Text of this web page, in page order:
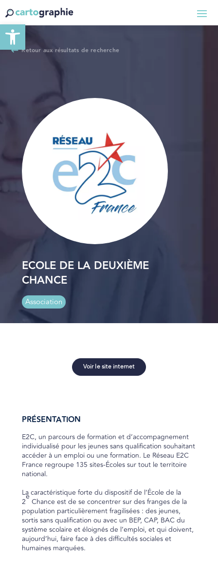
Ouvrir la barre d’outils
Retour aux résultats de recherche
ECOLE DE LA DEUXIÈME
CHANCE
Association
Voir le site internet
PRÉSENTATION
E2C, un parcours de formation et d’accompagnement
individualisé pour les jeunes sans qualification souhaitant
accéder à un emploi ou une formation. Le Réseau E2C
France regroupe 135 sites-Écoles sur tout le territoire
national.
La caractéristique forte du dispositif de l’École de la
2
e
Chance est de se concentrer sur des franges de la
population particulièrement fragilisées : des jeunes,
sortis sans qualification ou avec un BEP, CAP, BAC du
système scolaire et éloignés de l’emploi, et qui doivent,
aujourd’hui, faire face à des difficultés sociales et
humaines marquées.